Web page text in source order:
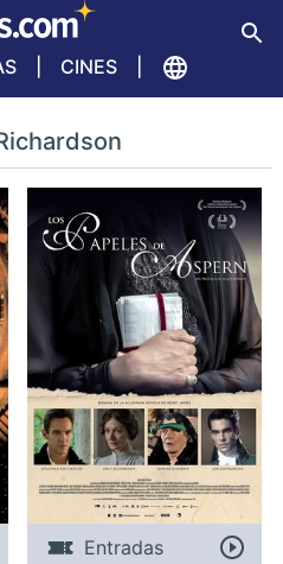
CINES
Entradas